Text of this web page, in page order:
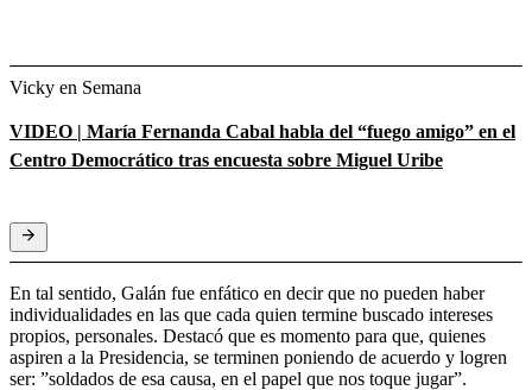
Vicky en Semana
VIDEO | María Fernanda Cabal habla del “fuego amigo” en el
Centro Democrático tras encuesta sobre Miguel Uribe
En tal sentido, Galán fue enfático en decir que no pueden haber
individualidades en las que cada quien termine buscado intereses
propios, personales. Destacó que es momento para que, quienes
aspiren a la Presidencia, se terminen poniendo de acuerdo y logren
ser: ”soldados de esa causa, en el papel que nos toque jugar”.